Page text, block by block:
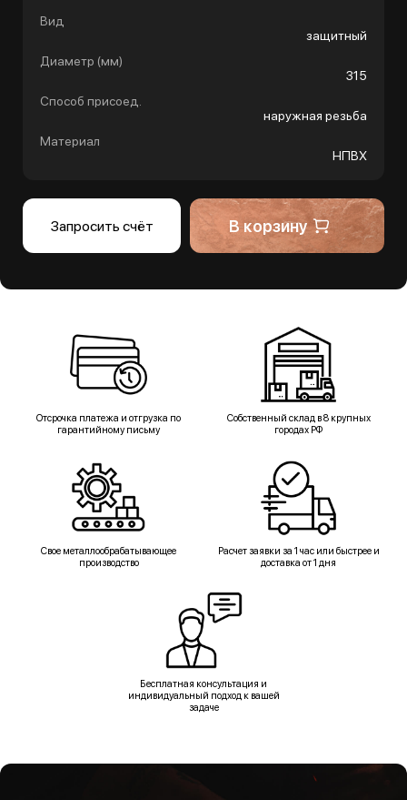
Вид
защитный
Диаметр (мм)
315
Способ присоед.
наружная резьба
Материал
НПВХ
Запросить счёт В корзину
Отсрочка платежа и отгрузка по
гарантийному письму
Собственный склад в 8 крупных
городах РФ
Свое металлообрабатывающее
производство
Расчет заявки за 1 час или быстрее и
доставка от 1 дня
Бесплатная консультация и
индивидуальный подход к вашей
задаче